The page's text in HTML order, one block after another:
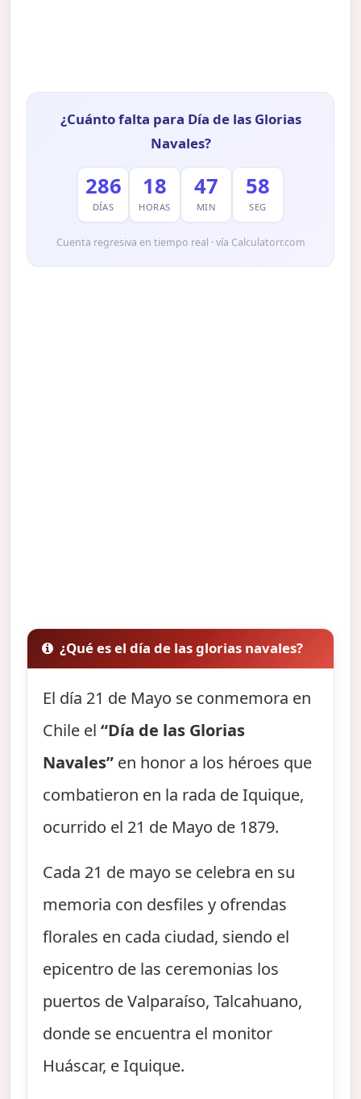
¿Cuánto falta para Día de las Glorias
Navales?
286
DÍAS
18
HORAS
47
MIN
57
SEG
Cuenta regresiva en tiempo real · vía Calculatorr.com
¿Qué es el día de las glorias navales?
El día 21 de Mayo se conmemora en
Chile el“Día de las Glorias
Navales” en honor a los héroes que
combatieron en la rada de Iquique,
ocurrido el 21 de Mayo de 1879.
Cada 21 de mayo se celebra en su
memoria con desfiles y ofrendas
florales en cada ciudad, siendo el
epicentro de las ceremonias los
puertos de Valparaíso, Talcahuano,
donde se encuentra el monitor
Huáscar, e Iquique.